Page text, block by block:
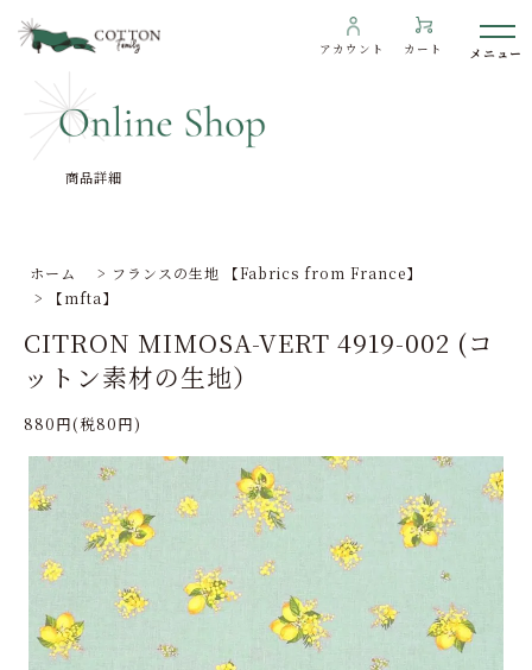
アカウント カート
インフォメーション
海外の方へ
To overseas customers
プライバシーポリシー
特定商取引に基づく表記
お問い合わせ
商品詳細
ホーム > フランスの生地 【Fabrics from France】
>
【mfta】
CITRON MIMOSA-VERT 4919-002 (コ
ットン素材の生地）
880円(税80円)